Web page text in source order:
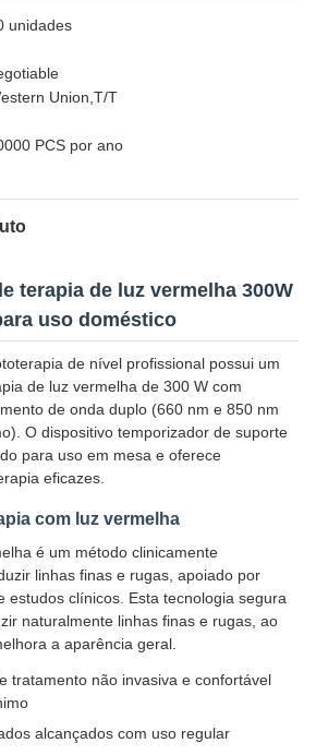
unidades
Union,T/T
PCS por ano
terapia de luz vermelha 300W
uso doméstico
de nível profissional possui um
de luz vermelha de 300 W com
de onda duplo (660 nm e 850 nm
O dispositivo temporizador de suporte
para uso em mesa e oferece
eficazes.
com luz vermelha
é um método clinicamente
linhas finas e rugas, apoiado por
estudos clínicos. Esta tecnologia segura
naturalmente linhas finas e rugas, ao
a aparência geral.
tratamento não invasiva e confortável
alcançados com uso regular